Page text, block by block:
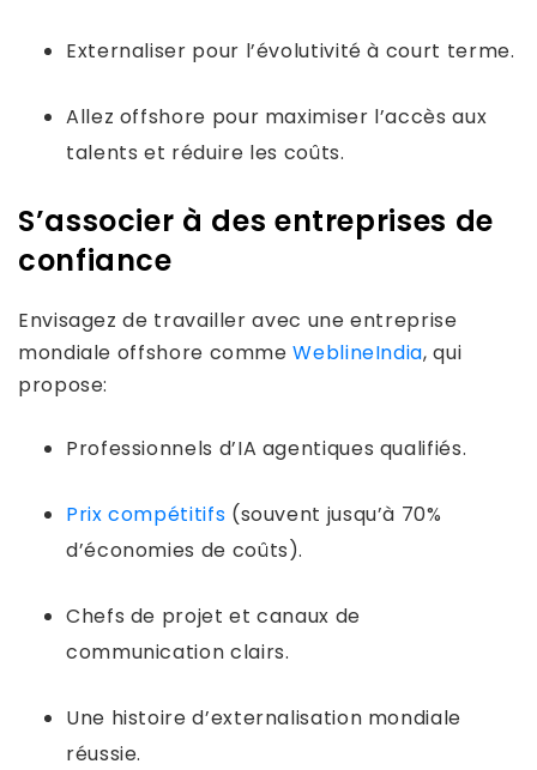
Externaliser pour l’évolutivité à court terme.
Allez offshore pour maximiser l’accès aux
talents et réduire les coûts.
S’associer à des entreprises de
confiance
Envisagez de travailler avec une entreprise
mondiale offshore commeWeblineIndia, qui
propose:
Professionnels d’IA agentiques qualifiés.
Prix ​​compétitifs (souvent jusqu’à 70%
d’économies de coûts).
Chefs de projet et canaux de
communication clairs.
Une histoire d’externalisation mondiale
réussie.